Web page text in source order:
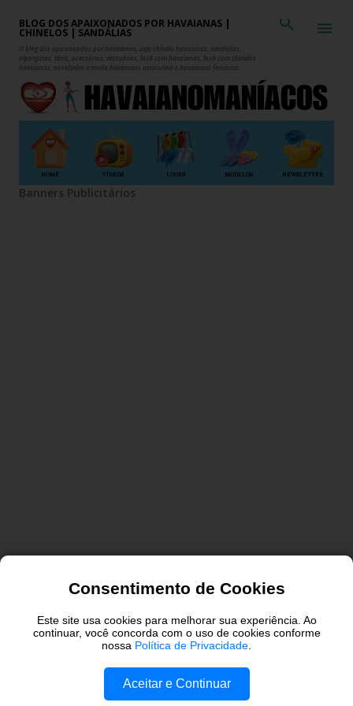
Pular para o conteúdo principal
BLOG DOS APAIXONADOS POR HAVAIANAS |
CHINELOS | SANDÁLIAS
O blog dos apaixonados por havaianas, seja chinelo havaianas, sandálias,
alpargatas, tênis, acessórios, vestuários, look com havaianas, look com chinelos
havaianas, novidades e moda havaianas masculina e havaianas feminina.
HOME VÍDEOS LOOKS MODELOS NEWSLETTER
Banners Publicitários
Mostrando postagens de
março, 2019
MOSTRAR TUDO
Consentimento de Cookies
Este site usa cookies para melhorar sua experiência. Ao
continuar, você concorda com o uso de cookies conforme
nossa Política de Privacidade
Aceitar e Continuar